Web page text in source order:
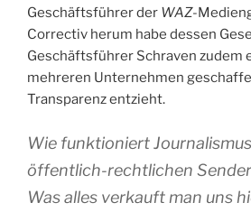
Geschäftsführer der WAZ-
Correctiv herum habe dessen
Geschäftsführer Schraven zudem
mehreren Unternehmen
Transparenz entzieht.
Wie funktioniert
öffentlich-rechtlichen
Was alles verkauft man uns